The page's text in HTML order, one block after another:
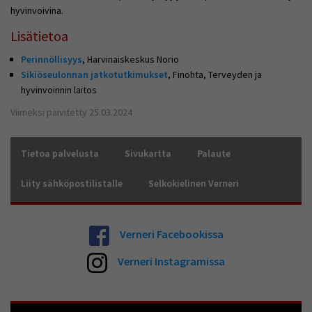
hyvinvoivina.
Lisätietoa
Perinnöllisyys, Harvinaiskeskus Norio
Sikiöseulonnan jatkotutkimukset, Finohta, Terveyden ja
hyvinvoinnin laitos
Viimeksi päivitetty 25.03.2024
Tietoa palvelusta Sivukartta Palaute
Liity sähköpostilistalle Selkokielinen Verneri
Verneri Facebookissa
Verneri Instagramissa